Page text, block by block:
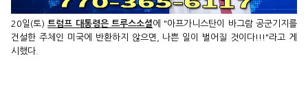
20일(토)트럼프 대통령은 트루스소셜에 "아프가니스탄이 바그람 공군기지를
건설한 주체인 미국에 반환하지 않으면, 나쁜 일이 벌어질 것이다!!!"라고 게
시했다.